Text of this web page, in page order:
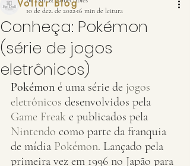
Conheça: Pokémon
(série de jogos
eletrônicos)
10 de dez. de 2022 16 min de leitura
Pokémon é uma série de jogos
eletrônicos desenvolvidos pela
Game Freak e publicados pela
Nintendo como parte da franquia
de mídia Pokémon. Lançado pela
primeira vez em 1996 no Japão para
Voltar Blog